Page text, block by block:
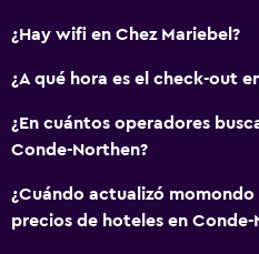
¿Hay wifi en Chez Mariebel?
¿A qué hora es el check-out
¿En cuántos operadores
Conde-Northen?
¿Cuándo actualizó
precios de hoteles en Conde-